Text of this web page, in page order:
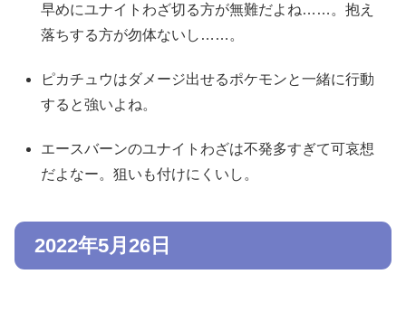
早めにユナイトわざ切る方が無難だよね……。抱え
落ちする方が勿体ないし……。
ピカチュウはダメージ出せるポケモンと一緒に行動
すると強いよね。
エースバーンのユナイトわざは不発多すぎて可哀想
だよなー。狙いも付けにくいし。
2022年5月26日